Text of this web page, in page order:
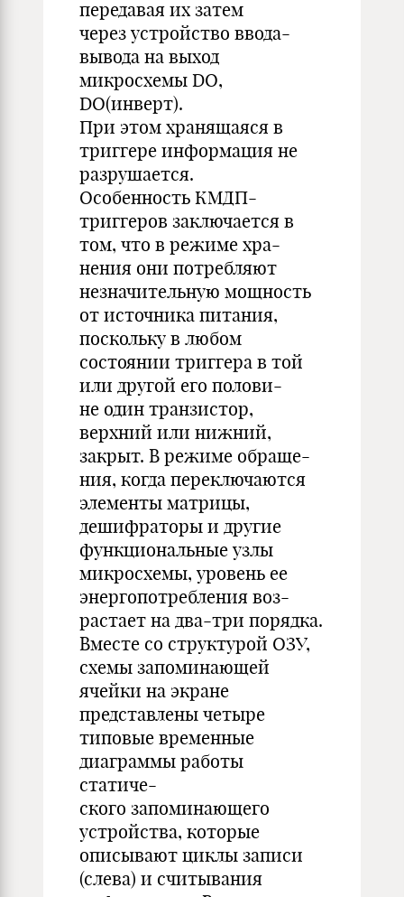
передавая их затем
через устройство ввода-
вывода на выход
микросхемы DO,
DO(инверт).
При этом хранящаяся в
триггере информация не
разрушается.
Особенность КМДП-
триггеров заключается в
том, что в режиме хра-
нения они потребляют
незначительную мощность
от источника питания,
поскольку в любом
состоянии триггера в той
или другой его полови-
не один транзистор,
верхний или нижний,
закрыт. В режиме обраще-
ния, когда переключаются
элементы матрицы,
дешифраторы и другие
функциональные узлы
микросхемы, уровень ее
энергопотребления воз-
растает на два-три порядка.
Вместе со структурой ОЗУ,
схемы запоминающей
ячейки на экране
представлены четыре
типовые временные
диаграммы работы
статиче-
ского запоминающего
устройства, которые
описывают циклы записи
(слева) и считывания